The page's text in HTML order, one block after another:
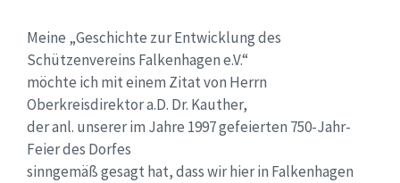
Meine „Geschichte zur Entwicklung des
Schützenvereins Falkenhagen e.V.“
möchte ich mit einem Zitat von Herrn
Oberkreisdirektor a.D. Dr. Kauther,
der anl. unserer im Jahre 1997 gefeierten 750-Jahr-
Feier des Dorfes
sinngemäß gesagt hat, dass wir hier in Falkenhagen